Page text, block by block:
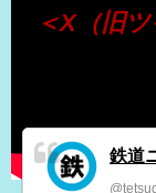
＜X（旧
鉄道